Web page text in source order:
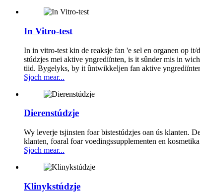
In Vitro-test
In in vitro-test kin de reaksje fan 'e sel en organen op
stúdzjes mei aktive yngrediïnten, is it sûnder mis in
tiid. Bygelyks, by it ûntwikkeljen fan aktive
Sjoch mear...
Dierenstúdzje
Wy leverje tsjinsten foar bistestúdzjes oan ús klanten.
klanten, foaral foar voedingssupplementen en
Sjoch mear...
Klinykstúdzje